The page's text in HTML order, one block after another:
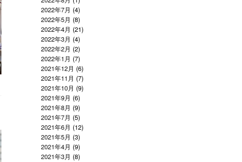
2022年7月 (4)
2022年5月 (8)
2022年4月 (21)
2022年3月 (4)
2022年2月 (2)
2022年1月 (7)
2021年12月 (6)
2021年11月 (7)
2021年10月 (9)
2021年9月 (6)
2021年8月 (9)
2021年7月 (5)
2021年6月 (12)
2021年5月 (3)
2021年4月 (9)
2021年3月 (8)